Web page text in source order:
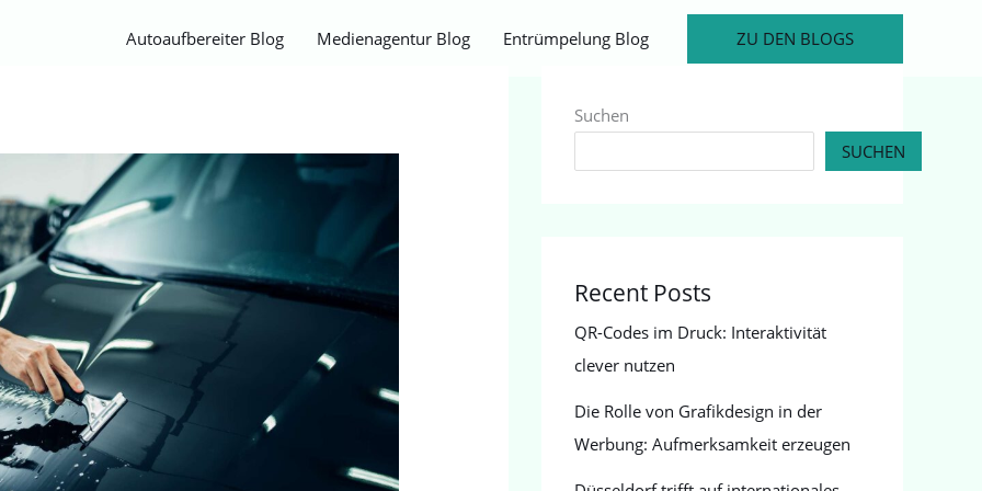
Autoaufbereiter Blog Medienagentur Blog Entrümpelung Blog ZU DEN BLOGS
Suchen
SUCHEN
Recent Posts
QR-Codes im Druck: Interaktivität
clever nutzen
Die Rolle von Grafikdesign in der
Werbung: Aufmerksamkeit erzeugen